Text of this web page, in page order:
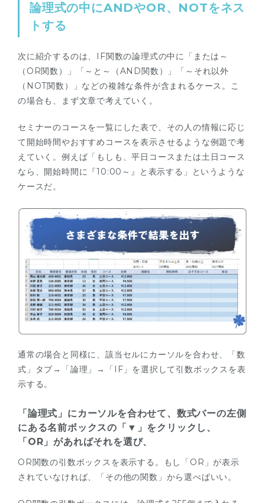
論理式の中にANDやOR、NOTをネス
トする
次に紹介するのは、IF関数の論理式の中に「または～
（OR関数）」「～と～（AND関数）」「～それ以外
（NOT関数）」などの複雑な条件が含まれるケース。こ
の場合も、まず文章で考えていく。
セミナーのコースを一覧にした表で、その人の情報に応じ
て開始時間やおすすめコースを表示させるような例題で考
えていく。例えば「もしも、平日コースまたは土日コース
なら、開始時間に『10:00～』と表示する」というような
ケースだ。
通常の場合と同様に、該当セルにカーソルを合わせ、「数
式」タブ→「論理」→「IF」を選択して引数ボックスを表
示する。
「論理式」にカーソルを合わせて、数式バーの左側
にある名前ボックスの「▼」をクリックし、
「OR」があればそれを選び、
OR関数の引数ボックスを表示する。もし「OR」が表示
されていなければ、「その他の関数」から選べばいい。